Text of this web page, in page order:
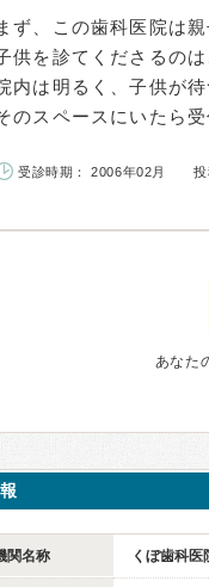
ず、この歯科医院は
供を診てくださるの
内は明るく、子供が
のスペースにいたら
受診時期： 2006年02月
あなた
関名称 くぼ歯科医